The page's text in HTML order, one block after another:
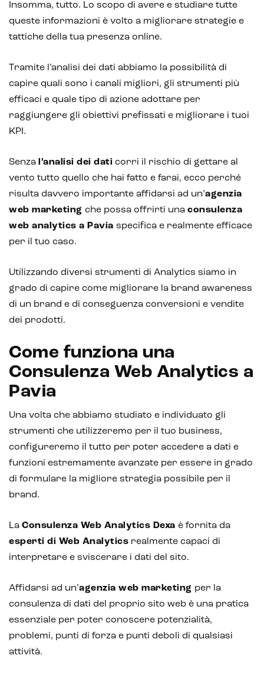
Intelligenza Artificiale e AR VR -
Metaverso
IoT (Internet of Things)
Blockchain
Intelligenza artificiale
Analisi predittiva
Chatbot e assistenti virtuali
Realtà Aumentata
Realtà Virtuale
Insomma, tutto. Lo scopo di avere e studiare tutte
queste informazioni è volto a migliorare strategie e
tattiche della tua presenza online.
Tramite l’analisi dei dati abbiamo la possibilità di
capire quali sono i canali migliori, gli strumenti più
efficaci e quale tipo di azione adottare per
raggiungere gli obiettivi prefissati e migliorare i tuoi
KPI.
Senza l’analisi dei dati corri il rischio di gettare al
vento tutto quello che hai fatto e farai, ecco perché
risulta davvero importante affidarsi ad un’agenzia
web marketing che possa offrirti una consulenza
web analytics a Pavia specifica e realmente efficace
per il tuo caso.
Utilizzando diversi strumenti di Analytics siamo in
grado di capire come migliorare la brand awareness
di un brand e di conseguenza conversioni e vendite
dei prodotti.
Come funziona una
Consulenza Web Analytics a
Pavia
Una volta che abbiamo studiato e individuato gli
strumenti che utilizzeremo per il tuo business,
configureremo il tutto per poter accedere a dati e
funzioni estremamente avanzate per essere in grado
di formulare la migliore strategia possibile per il
brand.
La Consulenza Web Analytics Dexa è fornita da
esperti di Web Analytics realmente capaci di
interpretare e sviscerare i dati del sito.
Affidarsi ad un’agenzia web marketing per la
consulenza di dati del proprio sito web è una pratica
essenziale per poter conoscere potenzialità,
problemi, punti di forza e punti deboli di qualsiasi
attività.